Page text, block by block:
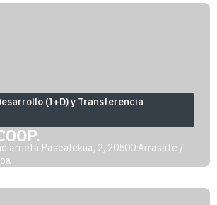
(I+D) y Transferencia
Pasealekua, 2, 20500 Arrasate /